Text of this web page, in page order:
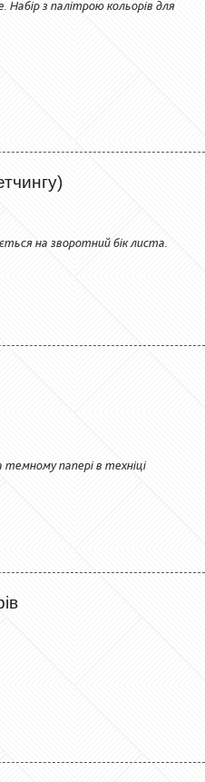
з палітрою кольорів для
на зворотний бік листа.
папері в техніці